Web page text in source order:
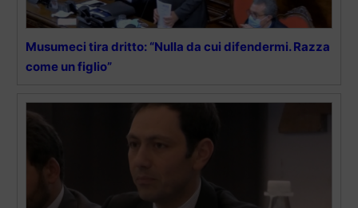
Musumeci tira dritto: “Nulla da cui difendermi. Razza
come un figlio”